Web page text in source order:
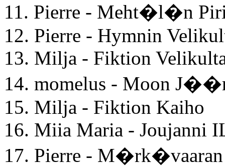
11. Pierre - Meht�l�n
12. Pierre - Hymnin
13. Milja - Fiktion
14. momelus - Moon
15. Milja - Fiktion Kaiho
16. Miia Maria - Joujanni
17. Pierre -